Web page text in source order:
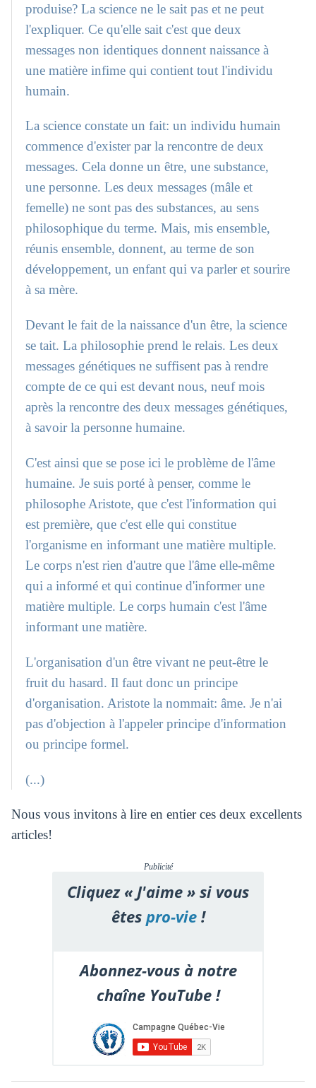
produise? La science ne le sait pas et ne peut
l'expliquer. Ce qu'elle sait c'est que deux
messages non identiques donnent naissance à
une matière infime qui contient tout l'individu
humain.
La science constate un fait: un individu humain
commence d'exister par la rencontre de deux
messages. Cela donne un être, une substance,
une personne. Les deux messages (mâle et
femelle) ne sont pas des substances, au sens
philosophique du terme. Mais, mis ensemble,
réunis ensemble, donnent, au terme de son
développement, un enfant qui va parler et sourire
à sa mère.
Devant le fait de la naissance d'un être, la science
se tait. La philosophie prend le relais. Les deux
messages génétiques ne suffisent pas à rendre
compte de ce qui est devant nous, neuf mois
après la rencontre des deux messages génétiques,
à savoir la personne humaine.
C'est ainsi que se pose ici le problème de l'âme
humaine. Je suis porté à penser, comme le
philosophe Aristote, que c'est l'information qui
est première, que c'est elle qui constitue
l'organisme en informant une matière multiple.
Le corps n'est rien d'autre que l'âme elle-même
qui a informé et qui continue d'informer une
matière multiple. Le corps humain c'est l'âme
informant une matière.
L'organisation d'un être vivant ne peut-être le
fruit du hasard. Il faut donc un principe
d'organisation. Aristote la nommait: âme. Je n'ai
pas d'objection à l'appeler principe d'information
ou principe formel.
(...)
Nous vous invitons à lire en entier ces deux excellents
articles!
Publicité
Cliquez « J'aime » si vous
êtespro-vie!
Abonnez-vous à notre
chaîne YouTube !